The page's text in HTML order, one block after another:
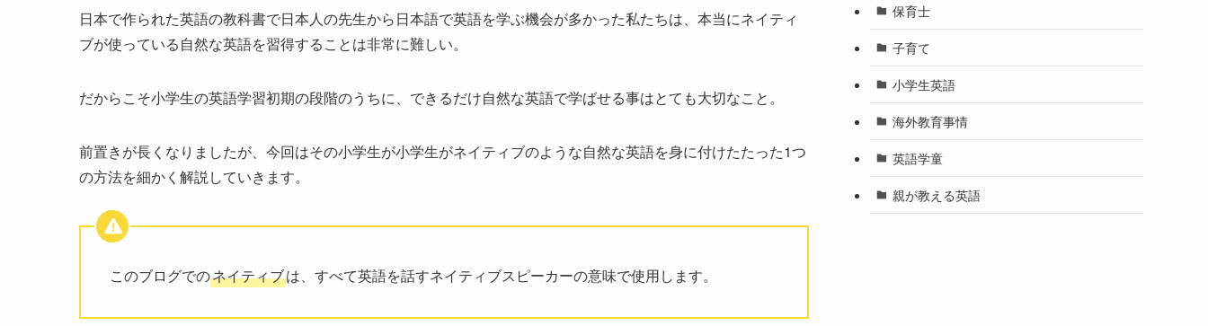
日本で作られた英語の教科書で日本人の先生から日本語で英語を学ぶ機会が多かった私たちは、本当にネイティ
ブが使っている自然な英語を習得することは非常に難しい。
だからこそ小学生の英語学習初期の段階のうちに、できるだけ自然な英語で学ばせる事はとても大切なこと。
前置きが長くなりましたが、今回はその小学生が小学生がネイティブのような自然な英語を身に付けたたった1つ
の方法を細かく解説していきます。
このブログでのネイティブは、すべて英語を話すネイティブスピーカーの意味で使用します。
保育士
子育て
小学生英語
海外教育事情
英語学童
親が教える英語